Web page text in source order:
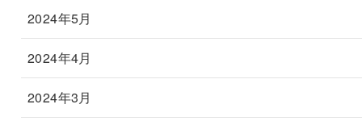
2024年5月
2024年4月
2024年3月